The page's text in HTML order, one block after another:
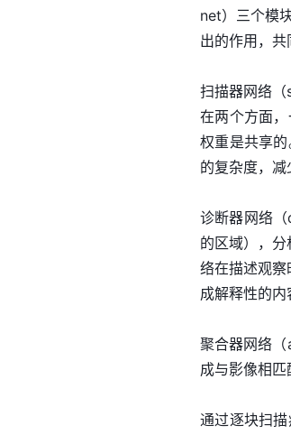
net）三个模
出的作用，共
扫描器网络
在两个方面
权重是共享
的复杂度，减
诊断器网络
的区域），
络在描述观
成解释性的内
聚合器网络
成与影像相匹
通过逐块扫